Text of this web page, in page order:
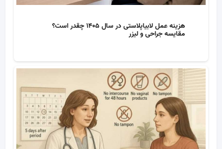
هزینه عمل لابیاپلاستی در سال 1405 چقدر است؟
مقایسه جراحی و لیزر